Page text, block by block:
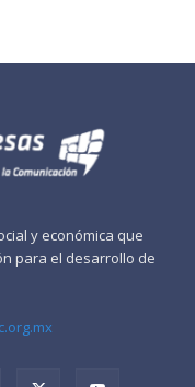
y económica que
para el desarrollo de